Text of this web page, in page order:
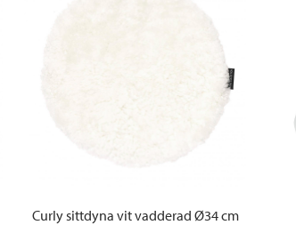
Curly sittdyna vit vadderad Ø34 cm